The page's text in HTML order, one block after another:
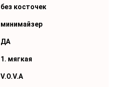
без косточек
минимайзер
ДА
1. мягкая
V.O.V.A